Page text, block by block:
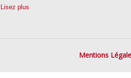
Lisez plus
Mentions